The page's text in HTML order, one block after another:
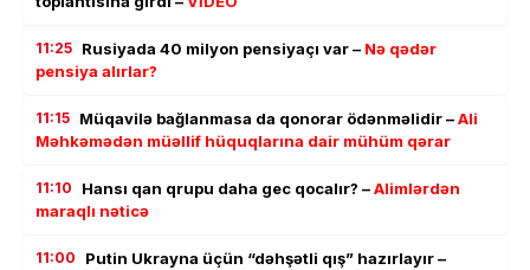
11:25 Rusiyada 40 milyon pensiyaçı var – Nə qədər
pensiya alırlar?
11:15 Müqavilə bağlanmasa da qonorar ödənməlidir –Ali
Məhkəmədən müəllif hüquqlarına dair mühüm qərar
11:10 Hansı qan qrupu daha gec qocalır? –Alimlərdən
maraqlı nəticə
11:00
Putin Ukrayna üçün “dəhşətli qış” hazırlayır –